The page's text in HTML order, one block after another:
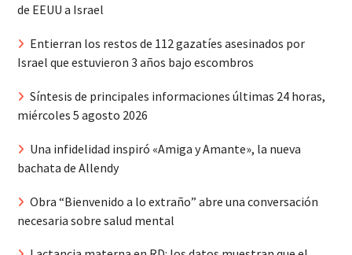
de EEUU a Israel
Entierran los restos de 112 gazatíes asesinados por
Israel que estuvieron 3 años bajo escombros
Síntesis de principales informaciones últimas 24 horas,
miércoles 5 agosto 2026
Una infidelidad inspiró «Amiga y Amante», la nueva
bachata de Allendy
Obra “Bienvenido a lo extraño” abre una conversación
necesaria sobre salud mental